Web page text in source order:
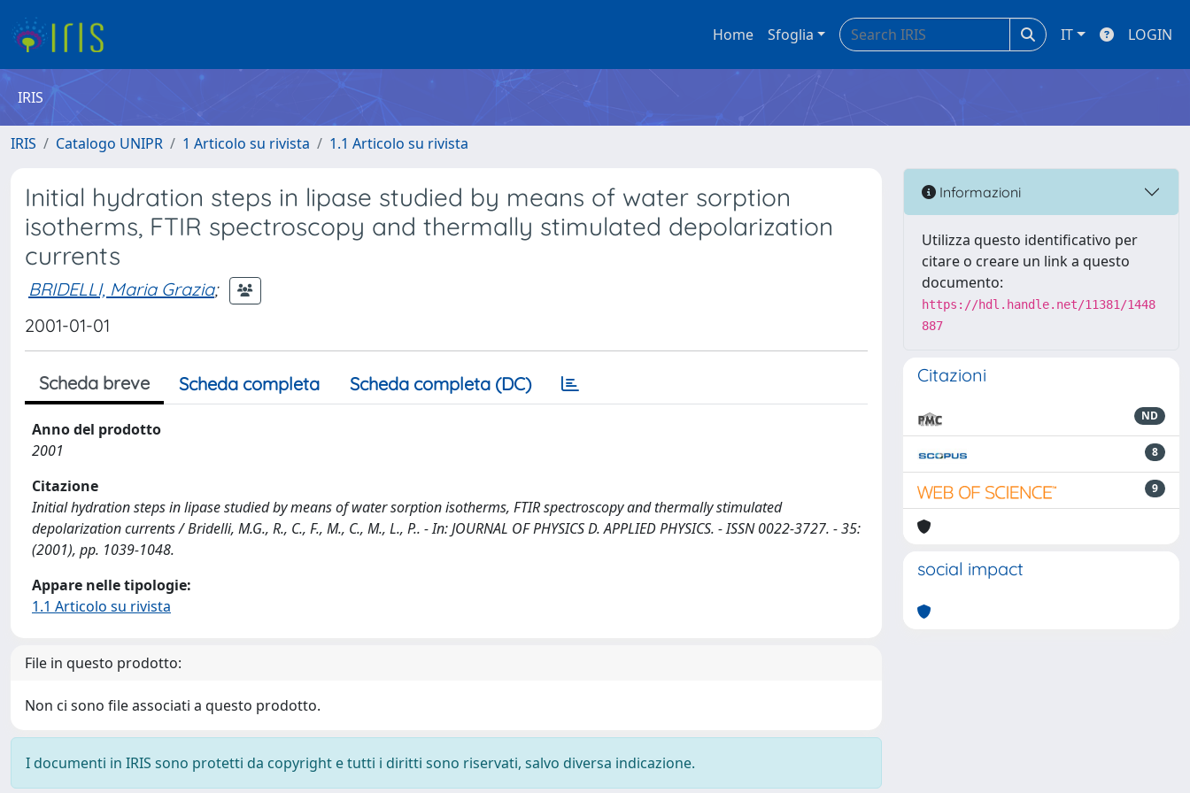
Home Sfoglia IT LOGIN
IRIS
IRIS Catalogo UNIPR 1 Articolo su rivista 1.1 Articolo su rivista
Initial hydration steps in lipase studied by means of water sorption
isotherms, FTIR spectroscopy and thermally stimulated depolarization
currents
BRIDELLI, Maria Grazia;
2001-01-01
Scheda breve Scheda completa Scheda completa (DC)
Anno del prodotto
2001
Citazione
Initial hydration steps in lipase studied by means of water sorption isotherms, FTIR spectroscopy and thermally stimulated
depolarization currents / Bridelli, M.G., R., C., F., M., C., M., L., P.. - In: JOURNAL OF PHYSICS D. APPLIED PHYSICS. - ISSN 0022-3727. - 35:
(2001), pp. 1039-1048.
Appare nelle tipologie:
1.1 Articolo su rivista
File in questo prodotto:
Non ci sono file associati a questo prodotto.
I documenti in IRIS sono protetti da copyright e tutti i diritti sono riservati, salvo diversa indicazione.
Informazioni
Utilizza questo identificativo per
citare o creare un link a questo
documento:
https://hdl.handle.net/11381/1448
887
Citazioni
ND
8
9
social impact